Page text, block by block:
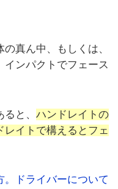
真ん中、もしくは、
インパクトでフェース
と、 ハンドレイトの
イトで構えるとフェ
ドライバーについて